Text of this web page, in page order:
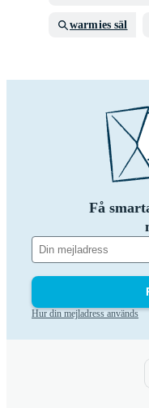
warmies säl
Få
Hur din mejladress används